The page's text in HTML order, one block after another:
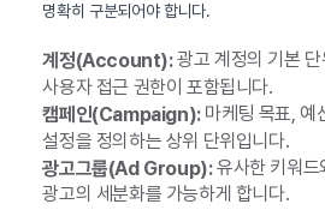
명확히 구분되어야 합니다.
계정(Account):광고 계정의 기본
사용자 접근 권한이 포함됩니다.
캠페인(Campaign):마케팅 목표, 예
설정을 정의하는 상위 단위입니다.
광고그룹(Ad Group):유사한 키워드
광고의 세분화를 가능하게 합니다.